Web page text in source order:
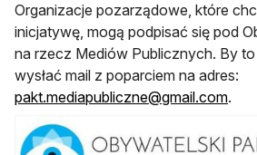
Organizacje pozarządowe, które
inicjatywę, mogą podpisać się pod
na rzecz Mediów Publicznych. By
wysłać mail z poparciem na adres:
pakt.mediapubliczne@gmail.com.